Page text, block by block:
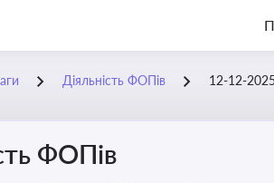
Діяльність ФОПів 12-12-
ФОПів